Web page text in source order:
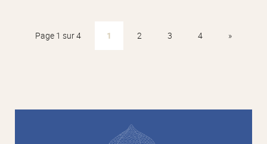
Page 1 sur 4 1 2 3 4 »